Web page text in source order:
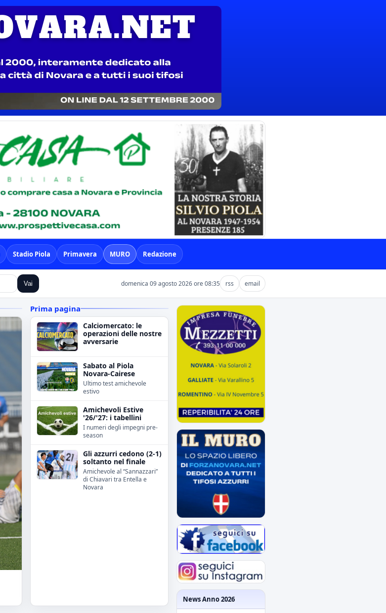
Stadio Piola Primavera MURO Redazione
Vai domenica 09 agosto 2026 ore 08:35 rss email
Prima pagina
Calciomercato: le
operazioni delle nostre
avversarie
Sabato al Piola
Novara-Cairese
Ultimo test amichevole
estivo
Amichevoli Estive
'26/'27: i tabellini
I numeri degli impegni pre-
season
Gli azzurri cedono (2-1)
soltanto nel finale
Amichevole al “Sannazzari”
di Chiavari tra Entella e
Novara
News Anno 2026